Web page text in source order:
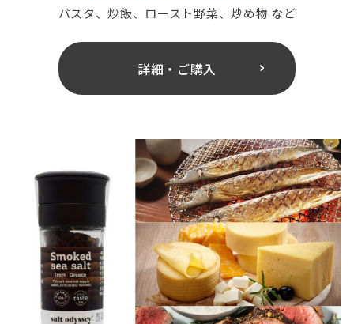
パスタ、炒飯、ロースト野菜、炒め物 など
詳細・ご購入